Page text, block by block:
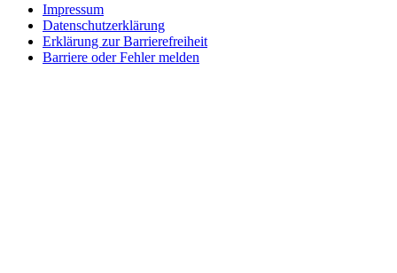
Impressum
Datenschutzerklärung
Erklärung zur Barrierefreiheit
Barriere oder Fehler melden